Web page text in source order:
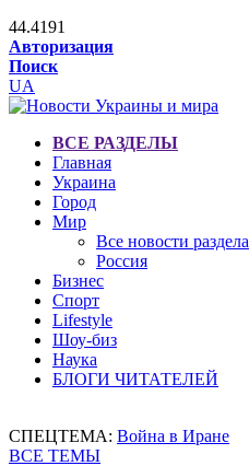
44.4191
Авторизация
Поиск
UA
ВСЕ РАЗДЕЛЫ
Главная
Украина
Город
Мир
Все новости раздела
Россия
Бизнес
Спорт
Lifestyle
Шоу-биз
Наука
БЛОГИ ЧИТАТЕЛЕЙ
СПЕЦТЕМА: Война в Иране
ВСЕ ТЕМЫ